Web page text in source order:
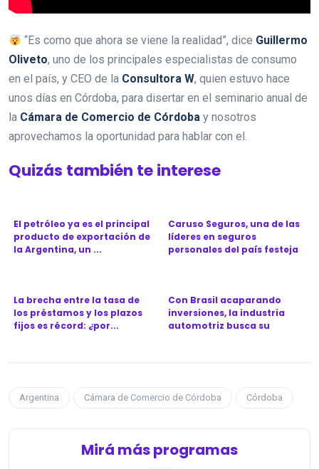
“Es como que ahora se viene la realidad”, dice Guillermo
Oliveto, uno de los principales especialistas de consumo
en el país, y CEO de la Consultora W, quien estuvo hace
unos días en Córdoba, para disertar en el seminario anual de
la Cámara de Comercio de Córdoba y nosotros
aprovechamos la oportunidad para hablar con el.
Quizás también te interese
El petróleo ya es el principal
producto de exportación de
la Argentina, un ...
Caruso Seguros, una de las
líderes en seguros
personales del país festeja
La brecha entre la tasa de
los préstamos y los plazos
fijos es récord: ¿por...
Con Brasil acaparando
inversiones, la industria
automotriz busca su
Argentina Cámara de Comercio de Córdoba Córdoba
Mirá más programas